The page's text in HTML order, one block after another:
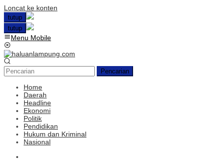
Loncat ke konten
tutup
tutup
Menu Mobile
Pencarian
Home
Daerah
Headline
Ekonomi
Politik
Pendidikan
Hukum dan Kriminal
Nasional